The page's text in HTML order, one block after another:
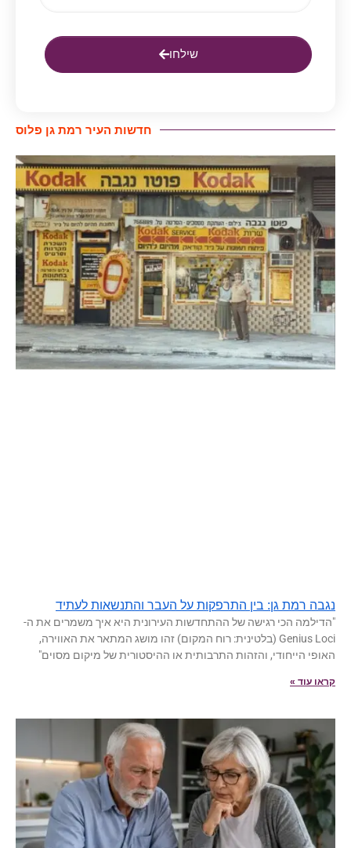
שילחו
חדשות העיר רמת גן פלוס
נגבה רמת גן: בין התרפקות על העבר והתנשאות לעתיד
"הדילמה הכי רגישה של ההתחדשות העירונית היא איך משמרים את ה-
Genius Loci (בלטינית: רוח המקום) זהו מושג המתאר את האווירה,
האופי הייחודי, והזהות התרבותית או ההיסטורית של מיקום מסוים"
קראו עוד »